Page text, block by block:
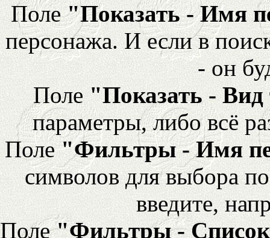
Поле"Показать - Имя
персонажа. И если в
- он
Поле "Показать -
параметры, либо всё
Поле"Фильтры - Имя
символов для выбора
введите,
Поле"Фильтры - Список